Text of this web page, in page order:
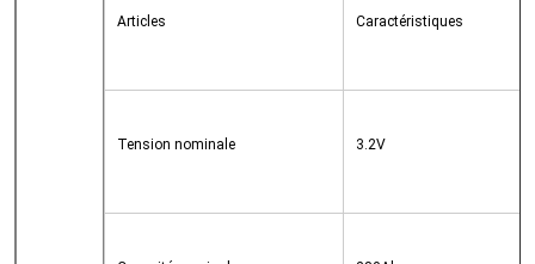
Articles Caractéristiques
Tension nominale 3.2V